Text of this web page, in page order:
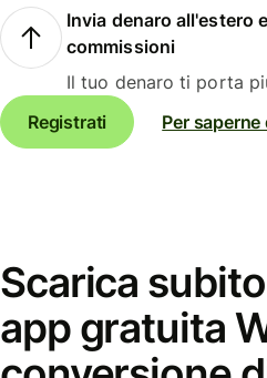
Invia denaro all'estero
commissioni
Il tuo denaro ti porta
Registrati
Per saperne
Scarica
app gratuita